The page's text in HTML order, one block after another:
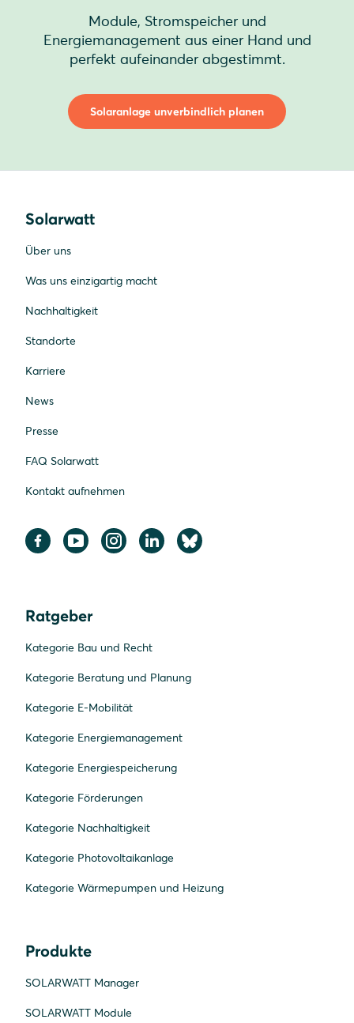
Module, Stromspeicher und
Energiemanagement aus einer Hand und
perfekt aufeinander abgestimmt.
Solaranlage unverbindlich planen
Solarwatt
Über uns
Was uns einzigartig macht
Nachhaltigkeit
Standorte
Karriere
News
Presse
FAQ Solarwatt
Kontakt aufnehmen
Ratgeber
Kategorie Bau und Recht
Kategorie Beratung und Planung
Kategorie E-Mobilität
Kategorie Energiemanagement
Kategorie Energiespeicherung
Kategorie Förderungen
Kategorie Nachhaltigkeit
Kategorie Photovoltaikanlage
Kategorie Wärmepumpen und Heizung
Produkte
SOLARWATT Manager
SOLARWATT Module